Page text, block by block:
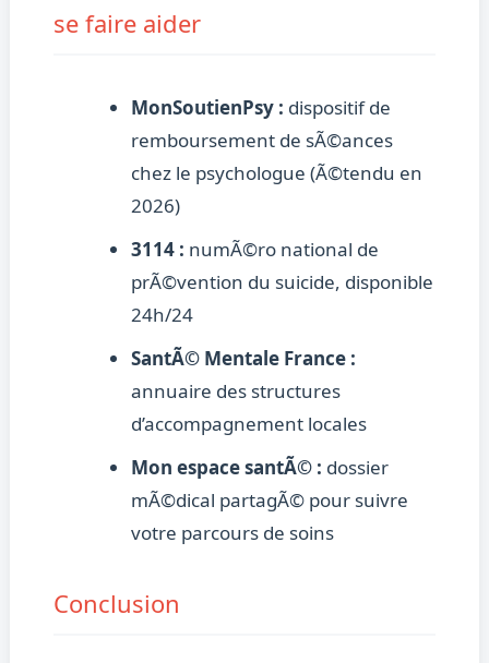
se faire aider
MonSoutienPsy : dispositif de
remboursement de sÃ©ances
chez le psychologue (Ã©tendu en
2026)
3114 : numÃ©ro national de
prÃ©vention du suicide, disponible
24h/24
SantÃ© Mentale France :
annuaire des structures
d’accompagnement locales
Mon espace santÃ© : dossier
mÃ©dical partagÃ© pour suivre
votre parcours de soins
Conclusion